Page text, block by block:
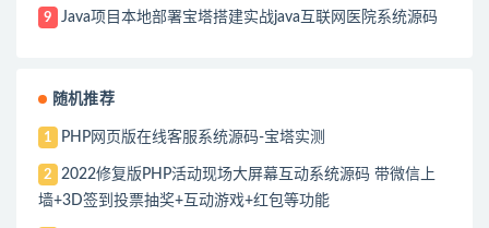
9 Java项目本地部署宝塔搭建实战java互联网医院系统源码
随机推荐
1 PHP网页版在线客服系统源码-宝塔实测
2
2022修复版PHP活动现场大屏幕互动系统源码 带微信上
墙+3D签到投票抽奖+互动游戏+红包等功能